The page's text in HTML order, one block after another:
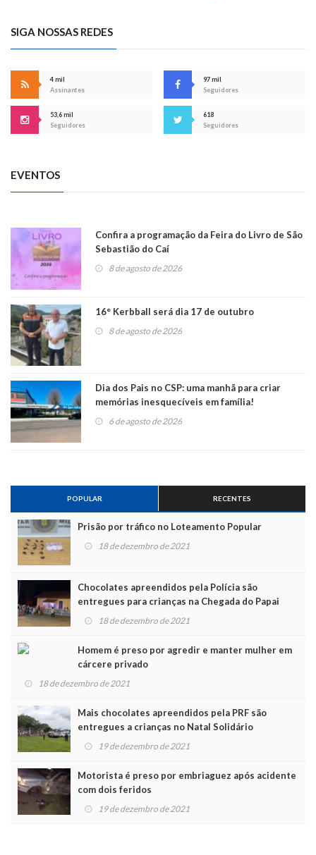
SIGA NOSSAS REDES
4 mil
Assinantes
97 mil
Seguidores
53,6 mil
Seguidores
618
Seguidores
EVENTOS
Confira a programação da Feira do Livro de São
Sebastião do Caí
8 de agosto de 2026
16° Kerbball será dia 17 de outubro
8 de agosto de 2026
Dia dos Pais no CSP: uma manhã para criar
memórias inesquecíveis em família!
6 de agosto de 2026
POPULAR RECENTES
Prisão por tráfico no Loteamento Popular
18 de dezembro de 2021
Chocolates apreendidos pela Polícia são
entregues para crianças na Chegada do Papai
Noel 18 de dezembro de 2021
Homem é preso por agredir e manter mulher em
cárcere privado
18 de dezembro de 2021
Mais chocolates apreendidos pela PRF são
entregues a crianças no Natal Solidário
19 de dezembro de 2021
Motorista é preso por embriaguez após acidente
com dois feridos
19 de dezembro de 2021